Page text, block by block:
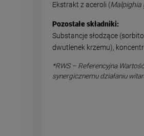
Ekstrakt z aceroli (Malpighia
Pozostałe składniki:
Substancje słodzące
dwutlenek krzemu),
*RWS – Referencyjna
synergicznemu działaniu